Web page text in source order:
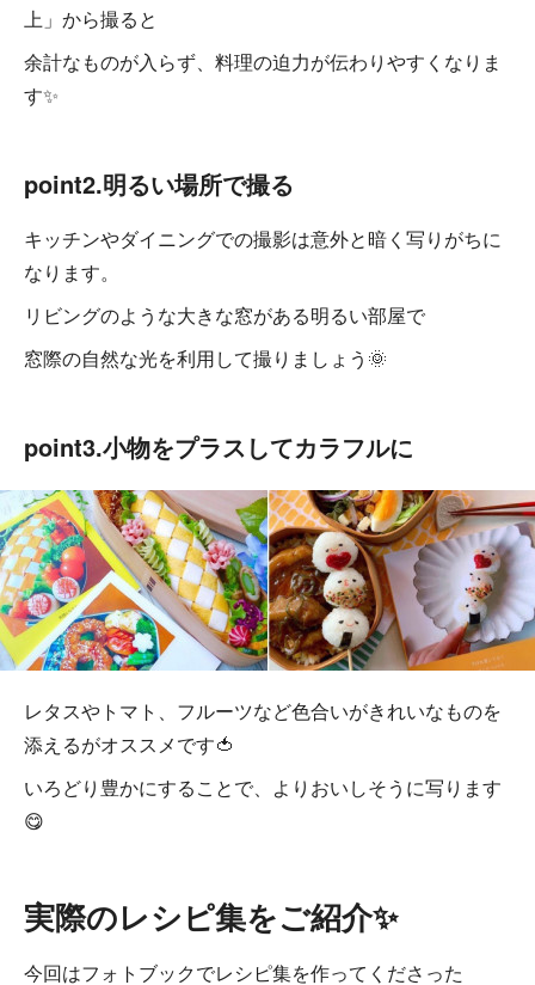
上」から撮ると
余計なものが入らず、料理の迫力が伝わりやすくなりま
す✨
point2.明るい場所で撮る
キッチンやダイニングでの撮影は意外と暗く写りがちに
なります。
リビングのような大きな窓がある明るい部屋で
窓際の自然な光を利用して撮りましょう🌞
point3.小物をプラスしてカラフルに
レタスやトマト、フルーツなど色合いがきれいなものを
添えるがオススメです🍅
いろどり豊かにすることで、よりおいしそうに写ります
😋
実際のレシピ集をご紹介✨
今回はフォトブックでレシピ集を作ってくださった